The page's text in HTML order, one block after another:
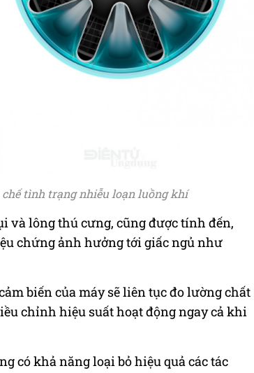
tình trạng nhiễu loạn luồng khí
và lông thú cưng, cũng được tính đến,
chứng ảnh hưởng tới giấc ngủ như
biến của máy sẽ liên tục đo lường chất
chỉnh hiệu suất hoạt động ngay cả khi
có khả năng loại bỏ hiệu quả các tác